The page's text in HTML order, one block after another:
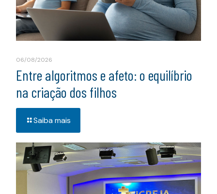
06/08/2026
Entre algoritmos e afeto: o equilíbrio
na criação dos filhos
Saiba mais